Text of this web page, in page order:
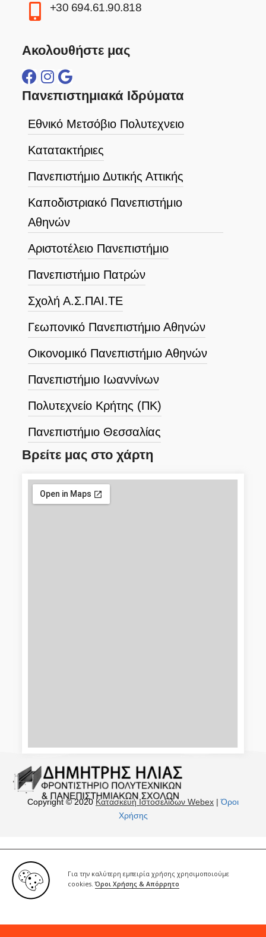
Για την καλύτερη εμπειρία χρήσης χρησιμοποιούμε
cookies.Όροι Χρήσης & Απόρρητο
+30 694.61.90.818
Ακολουθήστε μας
Πανεπιστημιακά Ιδρύματα
Εθνικό Μετσόβιο Πολυτεχνειο
Κατατακτήριες
Πανεπιστήμιο Δυτικής Αττικής
Καποδιστριακό Πανεπιστήμιο
Αθηνών
Αριστοτέλειο Πανεπιστήμιο
Πανεπιστήμιο Πατρών
Σχολή Α.Σ.ΠΑΙ.ΤΕ
Γεωπονικό Πανεπιστήμιο Αθηνών
Οικονομικό Πανεπιστήμιο Αθηνών
Πανεπιστήμιο Ιωαννίνων
Πολυτεχνείο Κρήτης (ΠΚ)
Πανεπιστήμιο Θεσσαλίας
Βρείτε μας στο χάρτη
Copyright © 2020 Κατασκευή Ιστοσελίδων Webex |Όροι
Χρήσης